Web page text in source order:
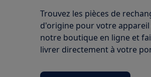
Trouvez les pièces de
d'origine pour votre appareil
notre boutique en ligne et
livrer directement à votre